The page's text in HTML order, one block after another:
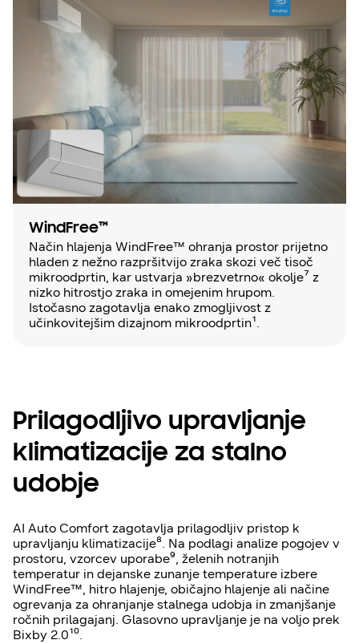
WindFree™
Način hlajenja WindFree™ ohranja prostor prijetno
hladen z nežno razpršitvijo zraka skozi več tisoč
mikroodprtin, kar ustvarja »brezvetrno« okolje⁷ z
nizko hitrostjo zraka in omejenim hrupom.
Istočasno zagotavlja enako zmogljivost z
učinkovitejšim dizajnom mikroodprtin¹.
Prilagodljivo upravljanje
klimatizacije za stalno
udobje
AI Auto Comfort zagotavlja prilagodljiv pristop k
upravljanju klimatizacije⁸. Na podlagi analize pogojev v
prostoru, vzorcev uporabe⁹, želenih notranjih
temperatur in dejanske zunanje temperature izbere
WindFree™, hitro hlajenje, običajno hlajenje ali načine
ogrevanja za ohranjanje stalnega udobja in zmanjšanje
ročnih prilagajanj. Glasovno upravljanje je na voljo prek
Bixby 2.0¹⁰.